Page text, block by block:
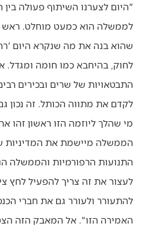
"היום לצערנו השיתוף פעולה בין
לממשלה הוא כמעט מוחלט.
שהוא בנה את מה שנקרא היום
לחוק, בהיחבא כמו חומה ומגדל.
התבטאויות של שרים ובכירים
לקדם את מתווה הכותל. זה נכון
מי שהלך ליוזמה הזו ראשון זהו
הממשלה מיישמת את המדיניות
התנועות הרפורמיות והממשלה
לעצור את זה צריך להפעיל לחץ
להתעורר ולעורר גם את חברי
האמירה הזו". אל המאבק הזה